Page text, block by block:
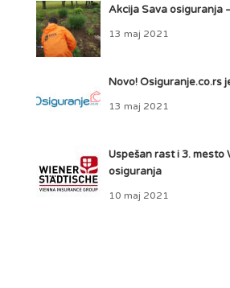
Akcija Sava osiguranja
13 maj 2021
Novo! Osiguranje.co.rs
13 maj 2021
Uspešan rast i 3.
osiguranja
10 maj 2021